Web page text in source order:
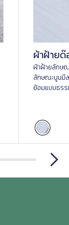
ผ้าฝ้ายด๊
ผ้าฝ้ายลักษณ
ลักษณะนูนมี
ย้อมแบบธรร